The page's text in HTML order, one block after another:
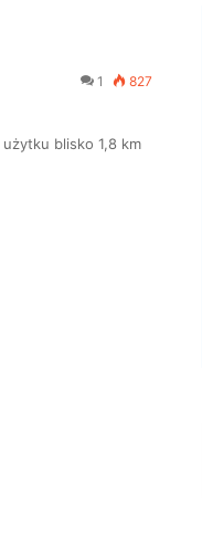
1 827
blisko 1,8 km